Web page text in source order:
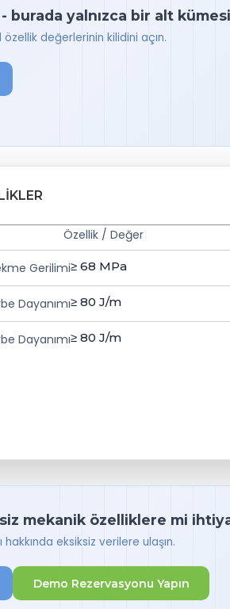
burada yalnızca bir alt
özellik değerlerinin kilidini açın.
Özellik / Değer
Gerilimi≥ 68 MPa
Dayanımı≥ 80 J/m
Dayanımı≥ 80 J/m
mekanik özelliklere mi
eksiksiz verilere ulaşın.
Demo Rezervasyonu Yapın